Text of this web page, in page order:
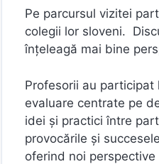
Pe parcursul vizitei
colegii lor sloveni.
înțeleagă mai bine
Profesorii au
evaluare centrate pe
idei și practici între
provocările și
oferind noi